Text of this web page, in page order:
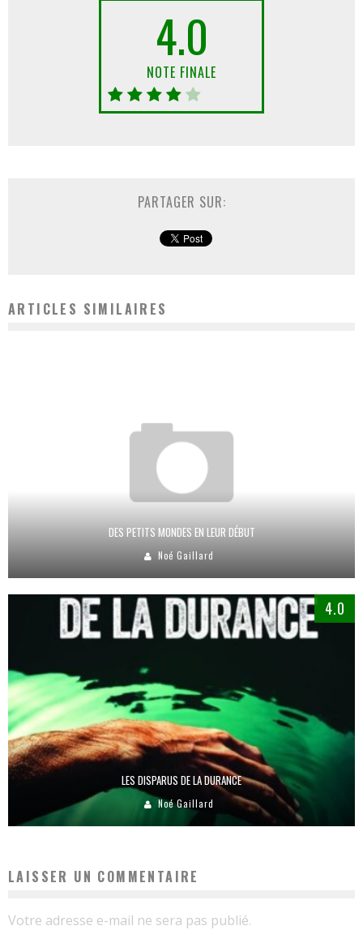
4.0
NOTE FINALE
PARTAGER SUR:
ARTICLES SIMILAIRES
DES PETITS MONDES EN LEUR DÉBUT
Noé Gaillard
4.0
LES DISPARUS DE LA DURANCE
Noé Gaillard
LAISSER UN COMMENTAIRE
Votre adresse e-mail ne sera pas publié.